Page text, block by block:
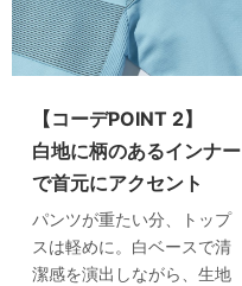
【コーデPOINT 2】
白地に柄のあるインナー
で首元にアクセント
パンツが重たい分、トップ
スは軽めに。白ベースで清
潔感を演出しながら、生地